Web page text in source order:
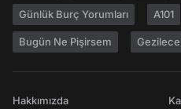
Günlük Burç Yorumları A101
Bugün Ne Pişirsem
Hakkımızda